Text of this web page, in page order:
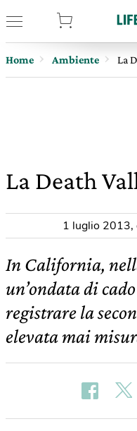
Home Ambiente La
La Death
1 luglio 2013,
In California,
un’ondata di
registrare la
elevata mai